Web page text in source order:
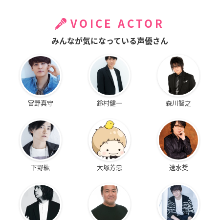
VOICE ACTOR
みんなが気になっている声優さん
宮野真守 鈴村健一 森川智之
下野紘 大塚芳忠 速水奨